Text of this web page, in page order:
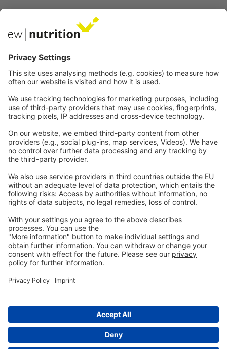
EW Biotech
Les communications
Imprint
Politique de confidentialité
GTC
Nouscontacter
info@ew-nutrition.com